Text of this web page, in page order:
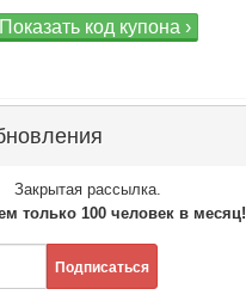
Показать код купона ›
Закрытая рассылка.
только 100 человек в месяц!
Подписаться